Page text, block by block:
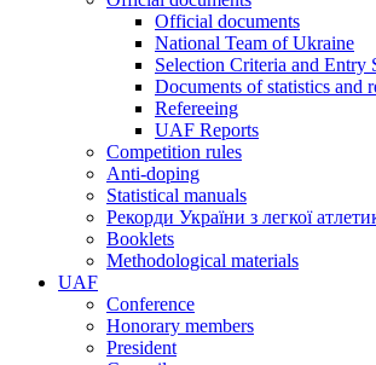
Official documents
National Team of Ukraine
Selection Criteria and Entry
Documents of statistics and
Refereeing
UAF Reports
Competition rules
Anti-doping
Statistical manuals
Рекорди України з легкої
Booklets
Methodological materials
UAF
Conference
Honorary members
President